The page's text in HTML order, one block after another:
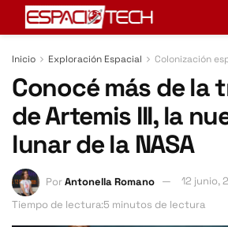
Inicio Exploración Espacial Colonización
Conocé más de la
de Artemis III, la
lunar de la NASA
PorAntonella Romano
12 junio,
Tiempo de lectura:5 minutos de lectura